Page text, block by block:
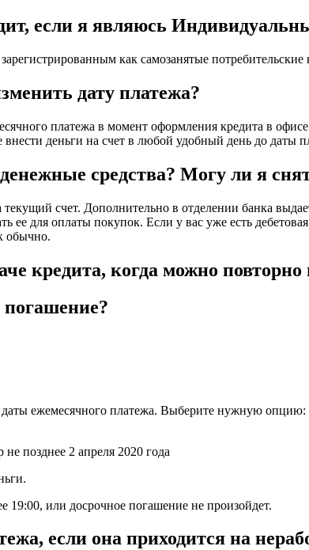
если я являюсь
как самозанятые потребительские
дату платежа?
платежа в момент оформления кредита в
деньги на счет в любой удобный день до даты
средства? Могу ли я
текущий счет. Дополнительно в отделении банка
ее для оплаты покупок. Если у вас уже есть
обычно.
кредита, когда можно повторно
ежемесячного платежа. Выберите нужную опцию:
позднее 2 апреля 2020 года
19:00, или досрочное погашение не произойдет.
если она приходится на